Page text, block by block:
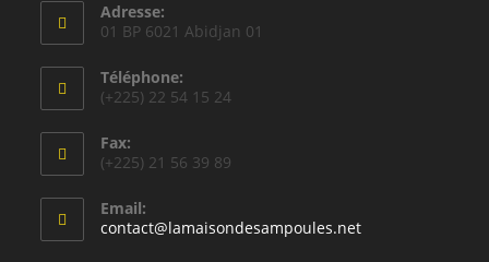
Adresse:
01 BP 6021 Abidjan 01
Téléphone:
(+225) 22 54 15 24
Fax:
(+225) 21 56 39 89
Email:
contact@lamaisondesampoules.netS’ouvre